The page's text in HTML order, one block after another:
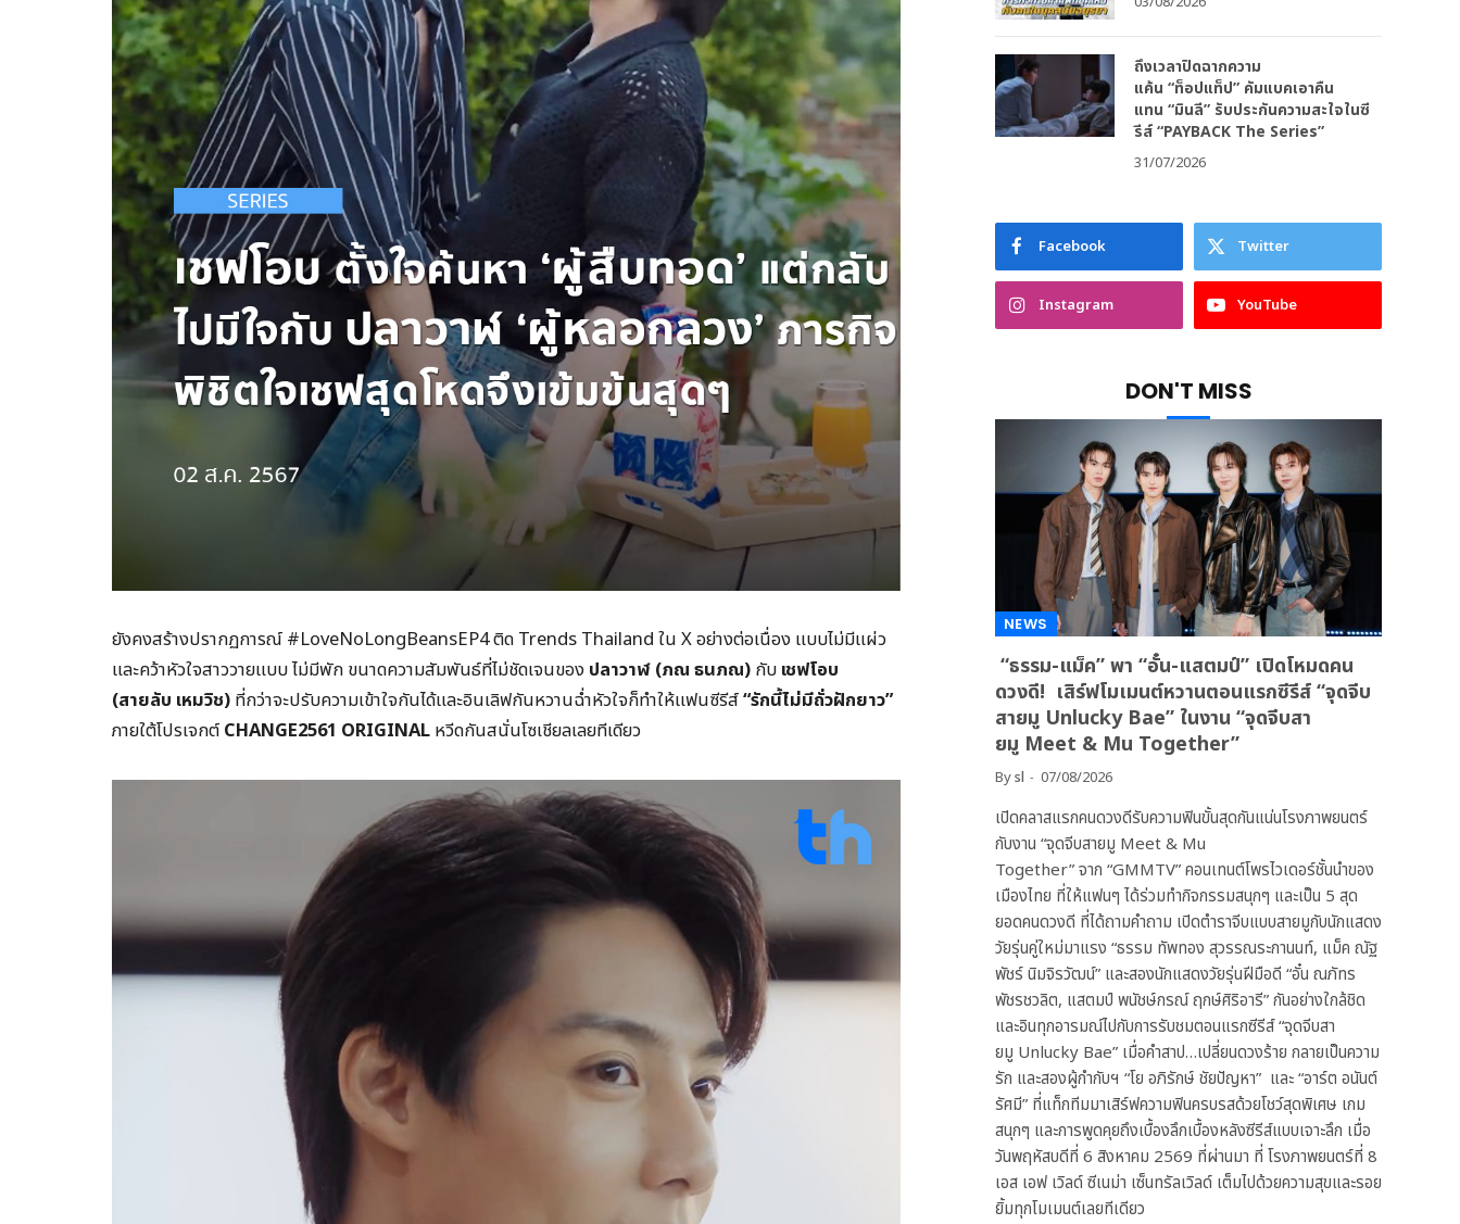
ยังคงสร้างปรากฏการณ์ #LoveNoLongBeansEP4 ติด Trends Thailand ใน X อย่างต่อเนื่อง แบบไม่มีแผ่ว
และคว้าหัวใจสาววายแบบ ไม่มีพัก ขนาดความสัมพันธ์ที่ไม่ชัดเจนของ ปลาวาฬ (ภณ ธนภณ) กับ เชฟโอบ
(สายลับ เหมวิช) ที่กว่าจะปรับความเข้าใจกันได้และอินเลิฟกันหวานฉ่ำหัวใจก็ทำให้แฟนซีรีส์“รักนี้ไม่มีถั่วฝักยาว”
ภายใต้โปรเจกต์ CHANGE2561 ORIGINAL หวีดกันสนั่นโซเชียลเลยทีเดียว
ถึงเวลาปิดฉากความ
แค้น “ท็อปแท็ป” คัมแบคเอาคืน
แทน “มินลี” รับประกันความสะใจในซี
รีส์ “PAYBACK The Series”
31/07/2026
Facebook Twitter
Instagram YouTube
DON'T MISS
NEWS
“ธรรม-แม็ค” พา “อั๋น-แสตมป์” เปิดโหมดคน
ดวงดี! เสิร์ฟโมเมนต์หวานตอนแรกซีรีส์ “จุดจีบ
สายมู Unlucky Bae” ในงาน “จุดจีบสา
ยมู Meet & Mu Together”
Bysl 07/08/2026
เปิดคลาสแรกคนดวงดีรับความฟินขั้นสุดกันแน่นโรงภาพยนตร์
กับงาน “จุดจีบสายมู Meet & Mu
Together” จาก “GMMTV” คอนเทนต์โพรไวเดอร์ชั้นนำของ
เมืองไทย ที่ให้แฟนๆ ได้ร่วมทำกิจกรรมสนุกๆ และเป็น 5 สุด
ยอดคนดวงดี ที่ได้ถามคำถาม เปิดตำราจีบแบบสายมูกับนักแสดง
วัยรุ่นคู่ใหม่มาแรง “ธรรม ทัพทอง สุวรรณระกานนท์, แม็ค ณัฐ
พัชร์ นิมจิรวัฒน์” และสองนักแสดงวัยรุ่นฝีมือดี “อั๋น ณภัทร
พัชรชวลิต, แสตมป์ พนัชษ์กรณ์ ฤกษ์ศิริอารี” กันอย่างใกล้ชิด
และอินทุกอารมณ์ไปกับการรับชมตอนแรกซีรีส์ “จุดจีบสา
ยมู Unlucky Bae” เมื่อคำสาป…เปลี่ยนดวงร้าย กลายเป็นความ
รัก และสองผู้กำกับฯ “โย อภิรักษ์ ชัยปัญหา” และ “อาร์ต อนันต์
รัศมี” ที่แท็กทีมมาเสิร์ฟความฟินครบรสด้วยโชว์สุดพิเศษ เกม
สนุกๆ และการพูดคุยถึงเบื้องลึกเบื้องหลังซีรีส์แบบเจาะลึก เมื่อ
วันพฤหัสบดีที่ 6 สิงหาคม 2569 ที่ผ่านมา ที่ โรงภาพยนตร์ที่ 8
เอส เอฟ เวิลด์ ซีเนม่า เซ็นทรัลเวิลด์ เต็มไปด้วยความสุขและรอย
ยิ้มทุกโมเมนต์เลยทีเดียว